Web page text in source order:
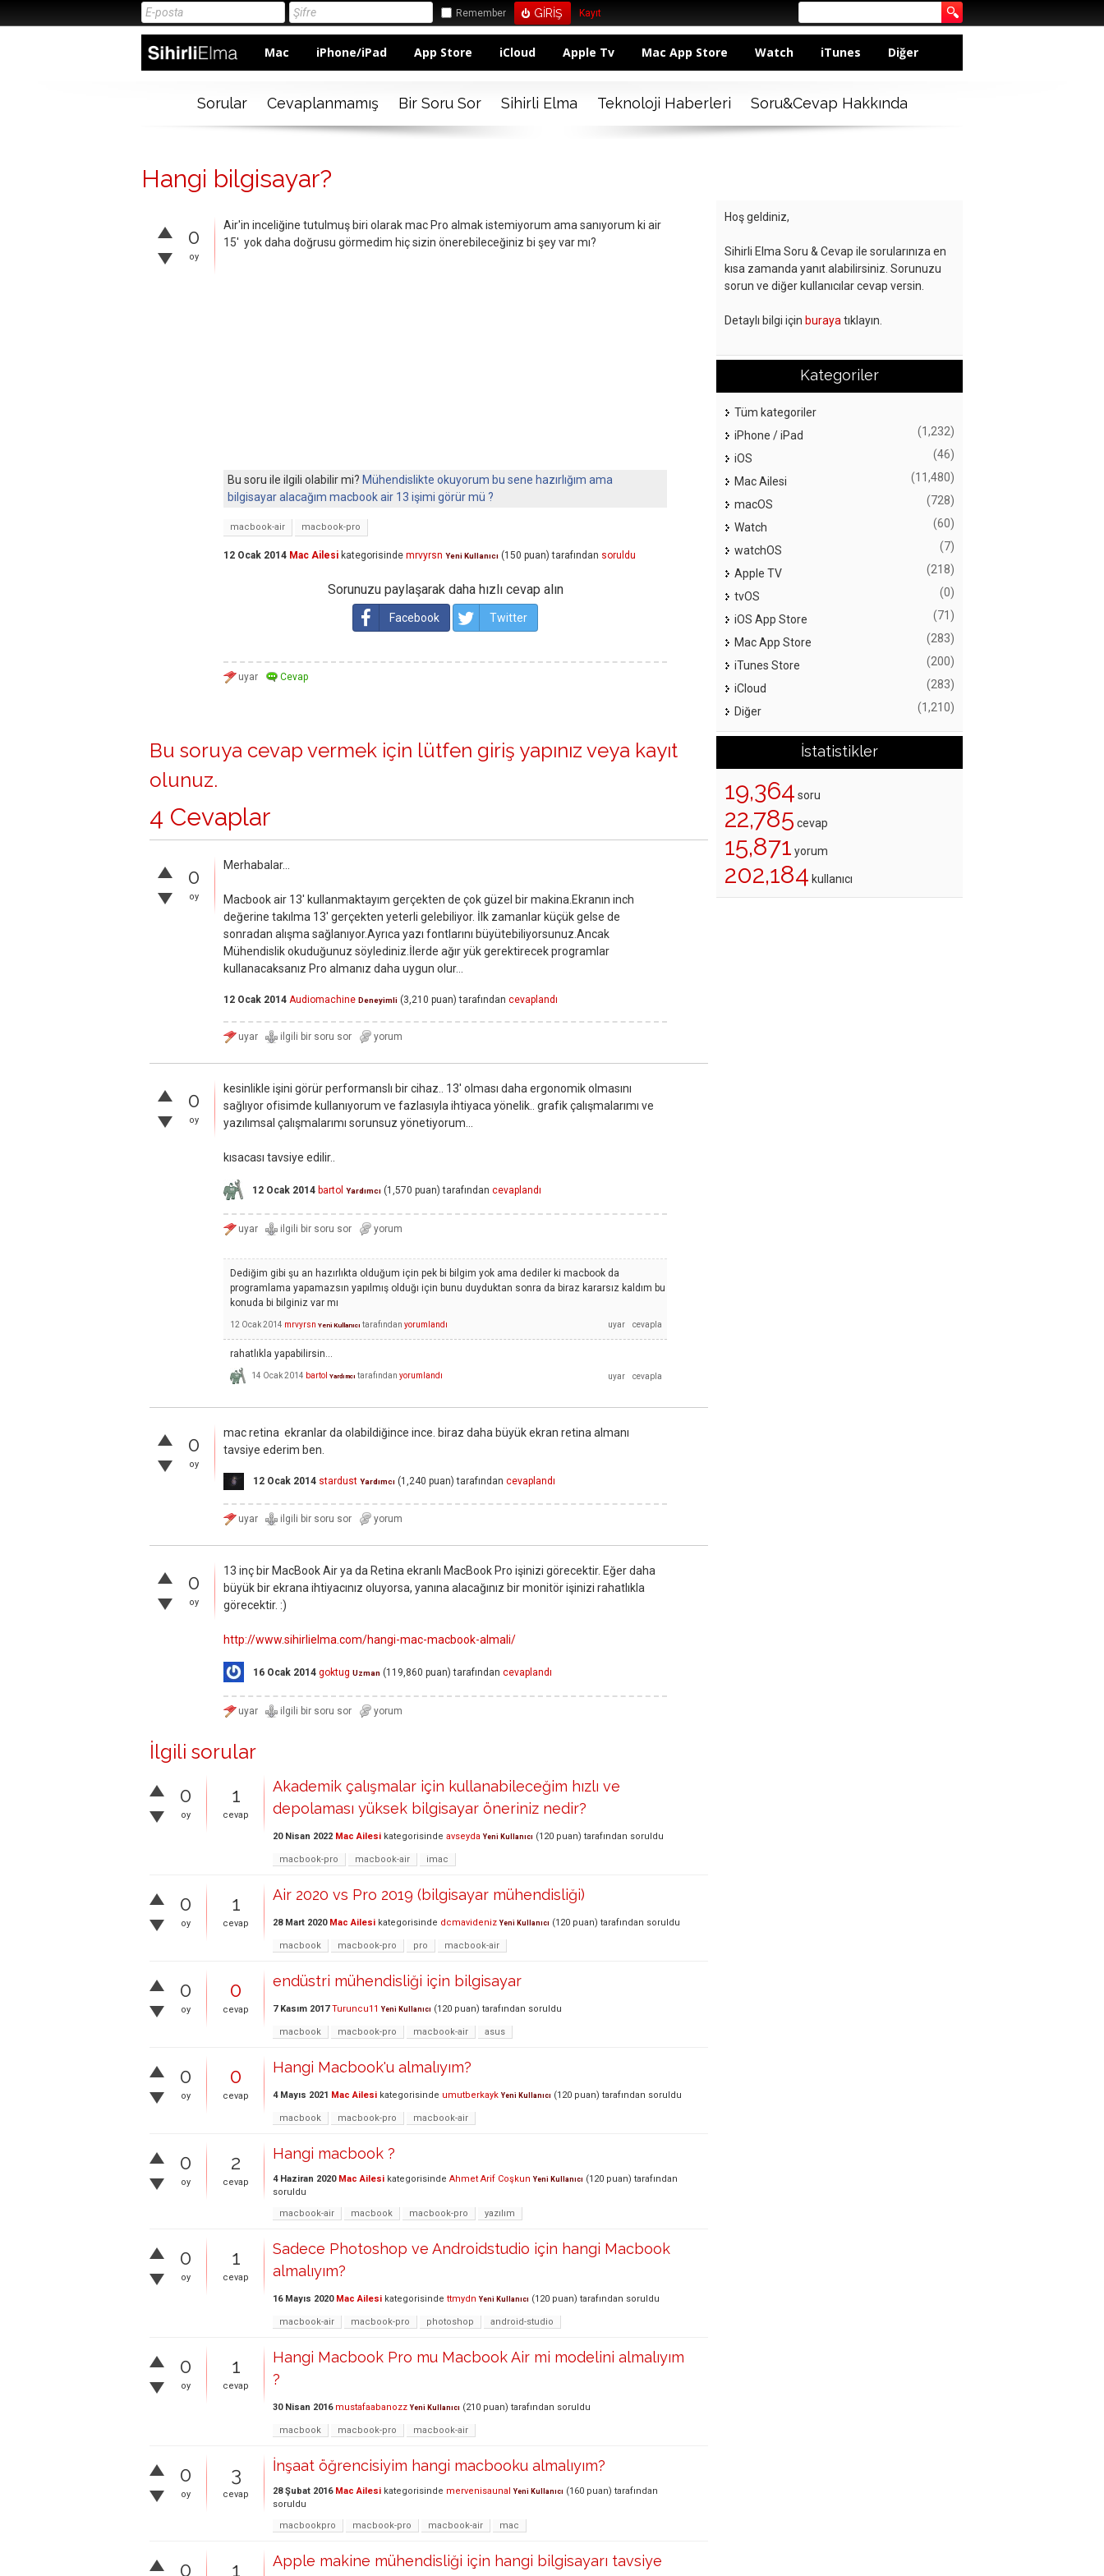
Remember Kayıt
Mac iPhone/iPad App Store iCloud Apple Tv Mac App Store Watch iTunes Diğer
Sorular Cevaplanmamış Bir Soru Sor Sihirli Elma Teknoloji Haberleri Soru&Cevap Hakkında
Hangi bilgisayar?
0
oy
Air'in inceliğine tutulmuş biri olarak mac Pro almak istemiyorum ama sanıyorum ki air
15' yok daha doğrusu görmedim hiç sizin önerebileceğiniz bi şey var mı?
Bu soru ile ilgili olabilir mi? Mühendislikte okuyorum bu sene hazırlığım ama
bilgisayar alacağım macbook air 13 işimi görür mü ?
macbook-air macbook-pro
12 Ocak 2014 Mac Ailesi kategorisinde mrvyrsn Yeni Kullanıcı (150 puan) tarafından soruldu
Sorunuzu paylaşarak daha hızlı cevap alın
Facebook Twitter
Bu soruya cevap vermek için lütfen giriş yapınız veya kayıt
olunuz.
4 Cevaplar
0
oy
Merhabalar...
Macbook air 13' kullanmaktayım gerçekten de çok güzel bir makina.Ekranın inch
değerine takılma 13' gerçekten yeterli gelebiliyor. İlk zamanlar küçük gelse de
sonradan alışma sağlanıyor.Ayrıca yazı fontlarını büyütebiliyorsunuz.Ancak
Mühendislik okuduğunuz söylediniz.İlerde ağır yük gerektirecek programlar
kullanacaksanız Pro almanız daha uygun olur...
12 Ocak 2014 Audiomachine Deneyimli (3,210 puan) tarafından cevaplandı
0
oy
kesinlikle işini görür performanslı bir cihaz.. 13' olması daha ergonomik olmasını
sağlıyor ofisimde kullanıyorum ve fazlasıyla ihtiyaca yönelik.. grafik çalışmalarımı ve
yazılımsal çalışmalarımı sorunsuz yönetiyorum...
kısacası tavsiye edilir..
12 Ocak 2014 bartol Yardımcı (1,570 puan) tarafından cevaplandı
Dediğim gibi şu an hazırlıkta olduğum için pek bi bilgim yok ama dediler ki macbook da
programlama yapamazsın yapılmış olduğı için bunu duyduktan sonra da biraz kararsız kaldım bu
konuda bi bilginiz var mı
12 Ocak 2014 mrvyrsn Yeni Kullanıcı tarafından yorumlandı
rahatlıkla yapabilirsin...
14 Ocak 2014 bartol Yardımcı tarafından yorumlandı
0
oy
mac retina ekranlar da olabildiğince ince. biraz daha büyük ekran retina almanı
tavsiye ederim ben.
12 Ocak 2014 stardust Yardımcı (1,240 puan) tarafından cevaplandı
0
oy
13 inç bir MacBook Air ya da Retina ekranlı MacBook Pro işinizi görecektir. Eğer daha
büyük bir ekrana ihtiyacınız oluyorsa, yanına alacağınız bir monitör işinizi rahatlıkla
görecektir. :)
http://www.sihirlielma.com/hangi-mac-macbook-almali/
16 Ocak 2014 goktug Uzman (119,860 puan) tarafından cevaplandı
İlgili sorular
0
oy
1
cevap
Akademik çalışmalar için kullanabileceğim hızlı ve
depolaması yüksek bilgisayar öneriniz nedir?
20 Nisan 2022 Mac Ailesi kategorisinde avseyda Yeni Kullanıcı (120 puan) tarafından soruldu
macbook-pro macbook-air imac
0
oy
1
cevap
Air 2020 vs Pro 2019 (bilgisayar mühendisliği)
28 Mart 2020 Mac Ailesi kategorisinde dcmavideniz Yeni Kullanıcı (120 puan) tarafından soruldu
macbook macbook-pro pro macbook-air
0
oy
0
cevap
endüstri mühendisliği için bilgisayar
7 Kasım 2017 Turuncu11 Yeni Kullanıcı (120 puan) tarafından soruldu
macbook macbook-pro macbook-air asus
0
oy
0
cevap
Hangi Macbook'u almalıyım?
4 Mayıs 2021 Mac Ailesi kategorisinde umutberkayk Yeni Kullanıcı (120 puan) tarafından soruldu
macbook macbook-pro macbook-air
0
oy
2
cevap
Hangi macbook ?
4 Haziran 2020 Mac Ailesi kategorisinde Ahmet Arif Coşkun Yeni Kullanıcı (120 puan) tarafından
soruldu
macbook-air
macbook macbook-pro yazılım
0
oy
1
cevap
Sadece Photoshop ve Androidstudio için hangi Macbook
almalıyım?
16 Mayıs 2020 Mac Ailesi kategorisinde ttmydn Yeni Kullanıcı (120 puan) tarafından soruldu
macbook-air macbook-pro photoshop android-studio
0
oy
1
cevap
Hangi Macbook Pro mu Macbook Air mi modelini almalıyım
?
30 Nisan 2016 mustafaabanozz Yeni Kullanıcı (210 puan) tarafından soruldu
macbook macbook-pro macbook-air
0
oy
3
cevap
İnşaat öğrencisiyim hangi macbooku almalıyım?
28 Şubat 2016 Mac Ailesi kategorisinde mervenisaunal Yeni Kullanıcı (160 puan) tarafından
soruldu
macbookpro
macbook-pro macbook-air mac
0 1
Apple makine mühendisliği için hangi bilgisayarı tavsiye
Hoş geldiniz,
Sihirli Elma Soru & Cevap ile sorularınıza en
kısa zamanda yanıt alabilirsiniz. Sorunuzu
sorun ve diğer kullanıcılar cevap versin.
Detaylı bilgi için buraya tıklayın.
Kategoriler
Tüm kategoriler
iPhone / iPad
(1,232)
iOS (46)
Mac Ailesi (11,480)
macOS (728)
Watch (60)
watchOS (7)
Apple TV (218)
tvOS (0)
iOS App Store (71)
Mac App Store (283)
iTunes Store (200)
iCloud (283)
Diğer (1,210)
İstatistikler
19,364 soru
22,785 cevap
15,871 yorum
202,184 kullanıcı